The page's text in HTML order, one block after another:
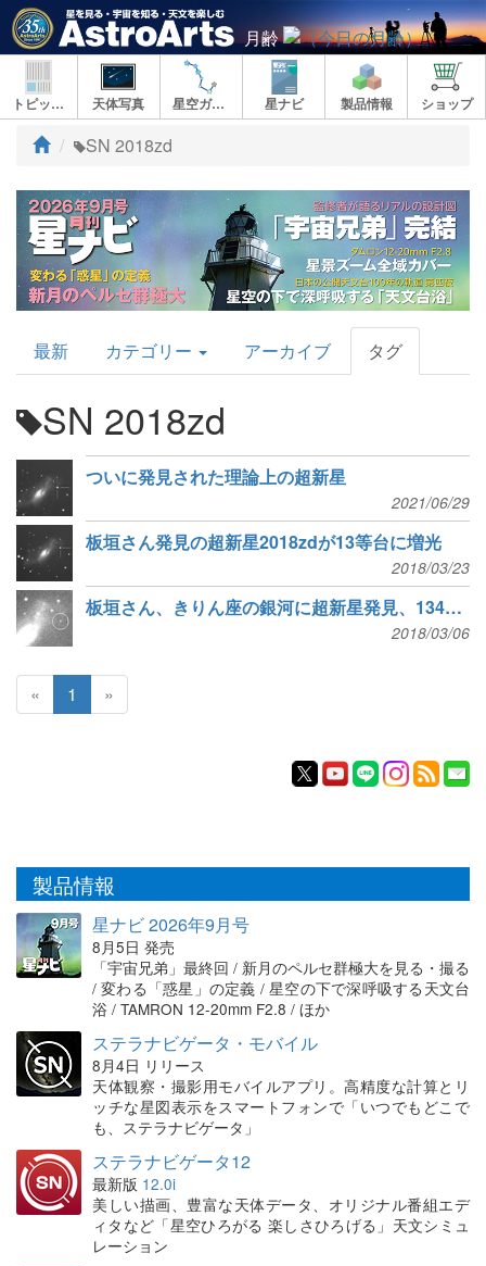
月齢
トピックス 天体写真 星空ガイド 星ナビ 製品情報 ショップ
ト
プ
SN 2018zd
AstroArts
Topics
最新 カテゴリー アーカイブ タグ
SN 2018zd
ついに発見された理論上の超新星
2021/06/29
板垣さん発見の超新星2018zdが13等台に増光
2018/03/23
板垣さん、きりん座の銀河に超新星発見、134個目
2018/03/06
« 1 »
製品情報
星ナビ 2026年9月号
8月5日 発売
「宇宙兄弟」最終回 / 新月のペルセ群極大を見る・撮る
/ 変わる「惑星」の定義 / 星空の下で深呼吸する天文台
浴 / TAMRON 12-20mm F2.8 / ほか
ステラナビゲータ・モバイル
8月4日 リリース
天体観察・撮影用モバイルアプリ。高精度な計算とリ
ッチな星図表示をスマートフォンで「いつでもどこで
も、ステラナビゲータ」
ステラナビゲータ12
最新版 12.0i
美しい描画、豊富な天体データ、オリジナル番組エデ
ィタなど「星空ひろがる 楽しさひろげる」天文シミュ
レーション